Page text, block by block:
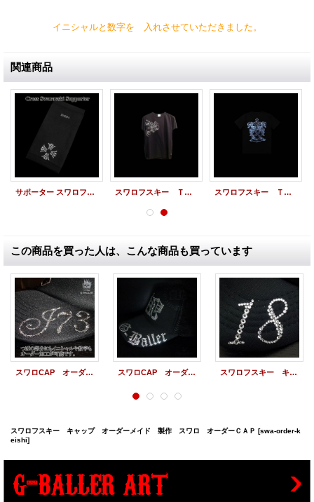
イニシャルと数字を 入れさせていただきました。
関連商品
サポーター スワロフスキー クロス ロゴ サポーター スワロフスキー Ｔシャツ ドラゴン スワロTシャツ オーダーメイド カスタム スワロフスキー Ｔシャツ エンブレム スワロＴシャツ オーダーメイド
この商品を買った人は、こんな商品も買っています
スワロCAP オーダーメイド 製作 オーダーキャップ スワロCAP オーダーメイド 製作 オーダーキャップ イニシャル スワロフスキー キャップ つば加工 スワロCAP オーダーメイド 製作 オーダーキャップ
スワロフスキー キャップ オーダーメイド 製作 スワロ オーダーＣＡＰ [swa-order-k
eishi]